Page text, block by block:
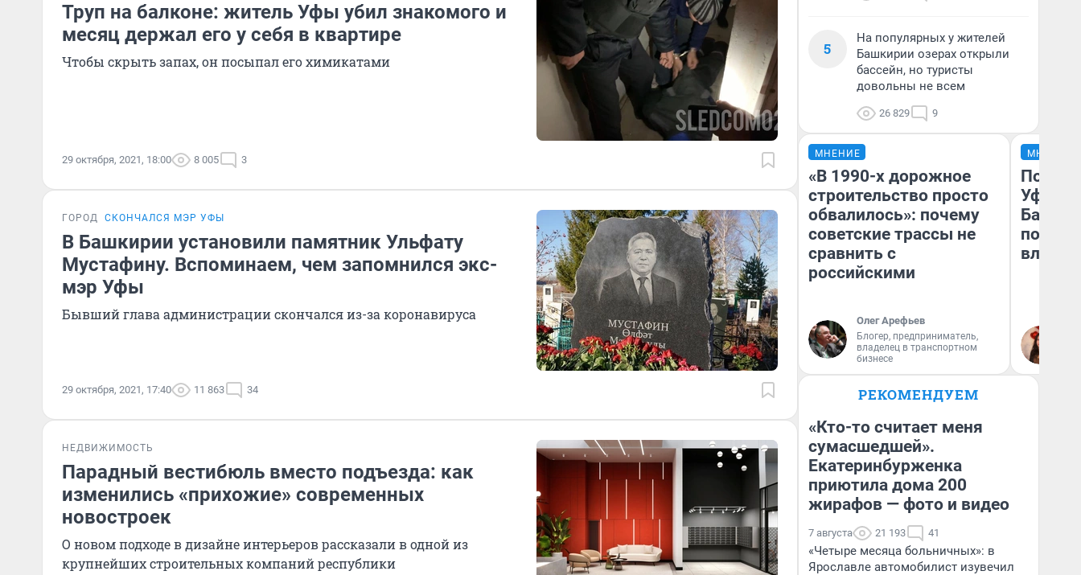
Труп на балконе: житель Уфы убил знакомого и
месяц держал его у себя в квартире
Чтобы скрыть запах, он посыпал его химикатами
29 октября, 2021, 18:00 8 005 3
ГОРОД СКОНЧАЛСЯ МЭР УФЫ
В Башкирии установили памятник Ульфату
Мустафину. Вспоминаем, чем запомнился экс-
мэр Уфы
Бывший глава администрации скончался из-за коронавируса
29 октября, 2021, 17:40 11 863 34
НЕДВИЖИМОСТЬ
Парадный вестибюль вместо подъезда: как
изменились «прихожие» современных
новостроек
О новом подходе в дизайне интерьеров рассказали в одной из
крупнейших строительных компаний республики
5
На популярных у жителей
Башкирии озерах открыли
бассейн, но туристы
довольны не всем
26 829 9
МНЕНИЕ
«В 1990-х дорожное
строительство просто
обвалилось»: почему
советские трассы не
сравнить с
российскими
Олег Арефьев
Блогер, предприниматель,
владелец в транспортном
бизнесе
МНЕНИЕ
Уфы:
РЕКОМЕНДУЕМ
«Кто-то считает меня
сумасшедшей».
Екатеринбурженка
приютила дома 200
жирафов — фото и видео
7 августа 21 193 41
«Четыре месяца больничных»: в
Ярославле автомобилист изувечил